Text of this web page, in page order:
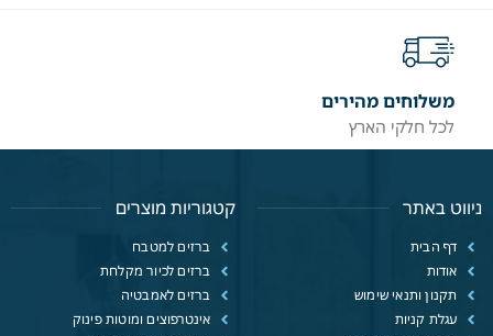
משלוחים מהירים
לכל חלקי הארץ
ניווט באתר
דף הבית
אודות
תקנון ותנאי שימוש
עגלת קניות
קטגוריות מוצרים
ברזים למטבח
ברזים לכיור מקלחת
ברזים לאמבטיה
אינטרפוצים ומוטות פינוק